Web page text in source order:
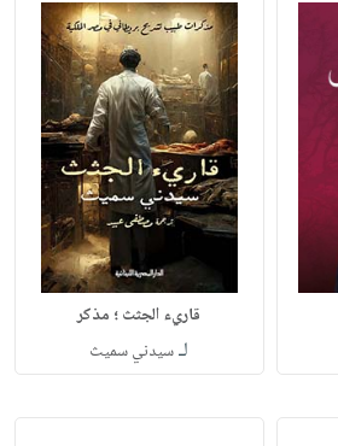
قاريء الجثث ؛ مذكر
لـسيدني سميث